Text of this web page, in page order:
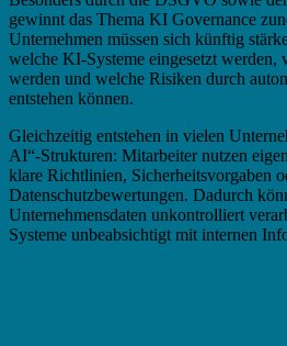
gewinnt das Thema KI Governance
Unternehmen müssen sich künftig
welche KI-Systeme eingesetzt werden,
werden und welche Risiken durch
entstehen können.
Gleichzeitig entstehen in vielen
AI“-Strukturen: Mitarbeiter nutzen
klare Richtlinien, Sicherheitsvorgaben
Datenschutzbewertungen. Dadurch
Unternehmensdaten unkontrolliert
Systeme unbeabsichtigt mit internen